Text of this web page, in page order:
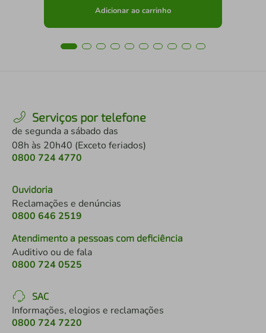
Adicionar ao carrinho
Serviços por telefone
de segunda a sábado das
08h às 20h40 (Exceto feriados)
0800 724 4770
Ouvidoria
Reclamações e denúncias
0800 646 2519
Atendimento a pessoas com deficiência
Auditivo ou de fala
0800 724 0525
SAC
Informações, elogios e reclamações
0800 724 7220